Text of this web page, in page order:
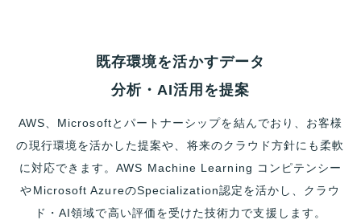
既存環境を活かすデータ
分析・AI活用を提案
AWS、Microsoftとパートナーシップを結んでおり、お客様
の現行環境を活かした提案や、将来のクラウド方針にも柔軟
に対応できます。AWS Machine Learning コンピテンシー
やMicrosoft AzureのSpecialization認定を活かし、クラウ
ド・AI領域で高い評価を受けた技術力で支援します。